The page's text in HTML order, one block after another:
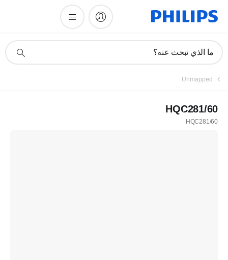
دعم
ما الذي تبحث عنه؟
Unmapped
HQC281/60
HQC281/60